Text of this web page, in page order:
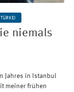
TÜRKEI
niemals
Jahres in Istanbul
meiner frühen